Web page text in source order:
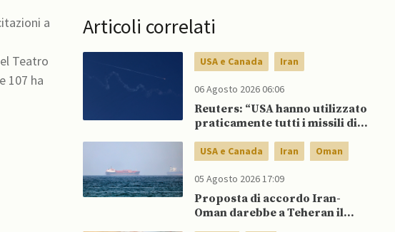
a
107 ha
Articoli correlati
USA e Canada Iran
06 Agosto 2026 06:06
Reuters: “USA hanno utilizzato
praticamente tutti i missili di
USA e Canada Iran Oman
05 Agosto 2026 17:09
Proposta di accordo Iran-
Oman darebbe a Teheran il